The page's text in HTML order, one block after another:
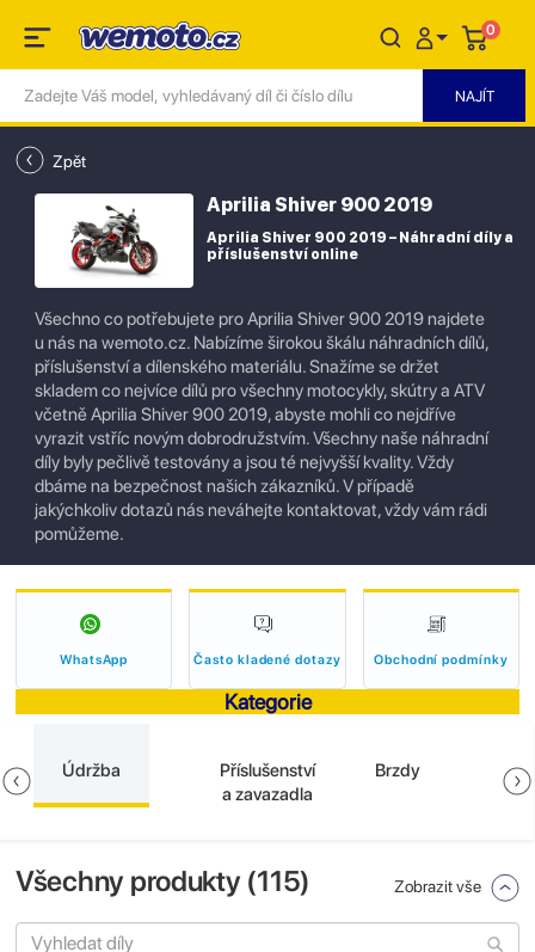
0
Zpět
Aprilia Shiver 900 2019
Aprilia Shiver 900 2019 – Náhradní díly a
příslušenství online
Všechno co potřebujete pro Aprilia Shiver 900 2019 najdete
u nás na wemoto.cz. Nabízíme širokou škálu náhradních dílů,
příslušenství a dílenského materiálu. Snažíme se držet
skladem co nejvíce dílů pro všechny motocykly, skútry a ATV
včetně Aprilia Shiver 900 2019, abyste mohli co nejdříve
vyrazit vstříc novým dobrodružstvím. Všechny naše náhradní
díly byly pečlivě testovány a jsou té nejvyšší kvality. Vždy
dbáme na bezpečnost našich zákazníků. V případě
jakýchkoliv dotazů nás neváhejte kontaktovat, vždy vám rádi
pomůžeme.
WhatsApp Často kladené dotazy Obchodní podmínky
Kategorie
Údržba
Příslušenství
a zavazadla
Brzdy
Všechny produkty (115) Zobrazit vše